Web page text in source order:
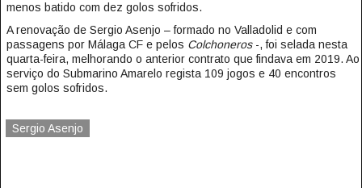
menos batido com dez golos sofridos.
A renovação de Sergio Asenjo – formado no Valladolid e com
passagens por Málaga CF e pelos Colchoneros-, foi selada nesta
quarta-feira, melhorando o anterior contrato que findava em 2019. Ao
serviço do Submarino Amarelo regista 109 jogos e 40 encontros
sem golos sofridos.
Sergio Asenjo